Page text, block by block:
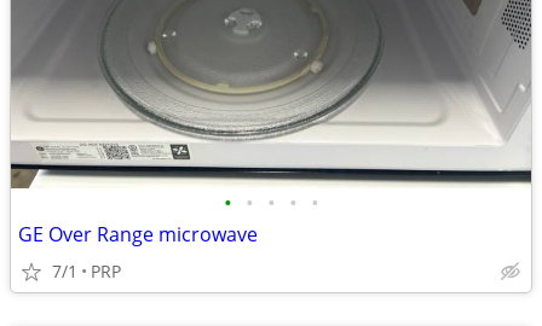
• • • • •
GE Over Range microwave
7/1 PRP